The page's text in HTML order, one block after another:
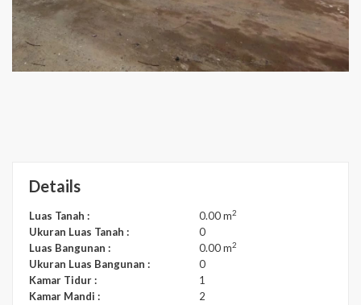
Details
Luas Tanah : 0.00 m2
Ukuran Luas Tanah :
0
Luas Bangunan :
0.00 m2
Ukuran Luas Bangunan :
0
Kamar Tidur :
1
Kamar Mandi :
2